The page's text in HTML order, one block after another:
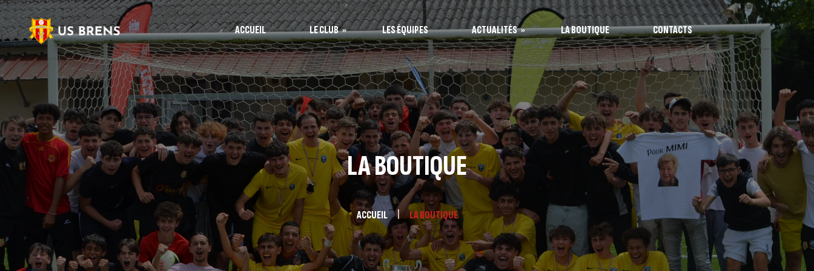
ACCUEIL LE CLUB
Le bureau
LES ÉQUIPES ACTUALITÉS
US Brens
Séniors
U17
U15
Ecole de foot
LA BOUTIQUE CONTACTS
LA BOUTIQUE
ACCUEIL LA BOUTIQUE